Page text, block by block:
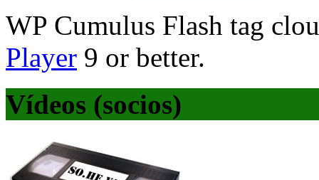
WP Cumulus Flash tag
Player 9 or better.
Vídeos (socios)